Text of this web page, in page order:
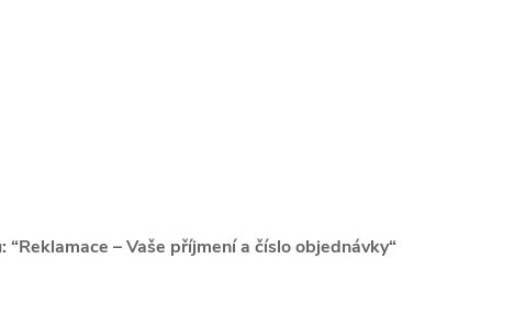
– Vaše příjmení a číslo objednávky“